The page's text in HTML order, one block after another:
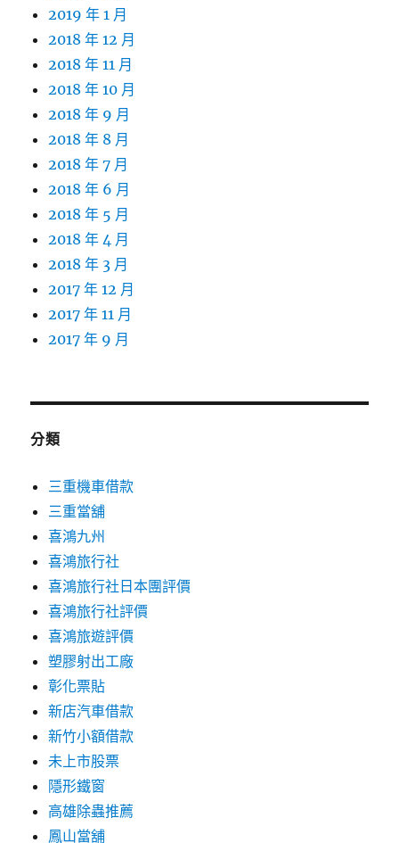
2019 年 1 月
2018 年 12 月
2018 年 11 月
2018 年 10 月
2018 年 9 月
2018 年 8 月
2018 年 7 月
2018 年 6 月
2018 年 5 月
2018 年 4 月
2018 年 3 月
2017 年 12 月
2017 年 11 月
2017 年 9 月
分類
三重機車借款
三重當舖
喜鴻九州
喜鴻旅行社
喜鴻旅行社日本團評價
喜鴻旅行社評價
喜鴻旅遊評價
塑膠射出工廠
彰化票貼
新店汽車借款
新竹小額借款
未上市股票
隱形鐵窗
高雄除蟲推薦
鳳山當舖